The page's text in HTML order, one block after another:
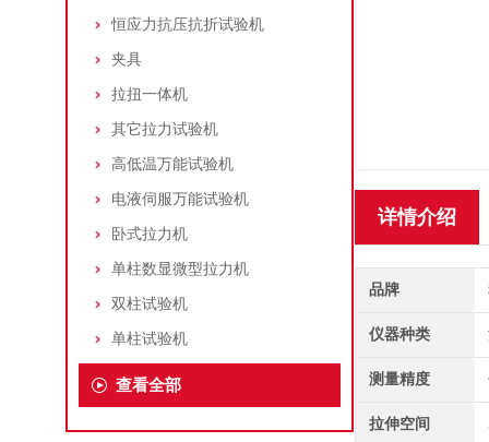
恒应力抗压抗折试验机
夹具
拉扭一体机
其它拉力试验机
高低温万能试验机
电液伺服万能试验机
卧式拉力机
单柱数显微型拉力机
双柱试验机
单柱试验机
查看全部
详情介绍
品牌
仪器种类
测量精度
拉伸空间